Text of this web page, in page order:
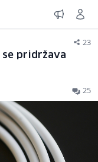
23
se pridržava
25